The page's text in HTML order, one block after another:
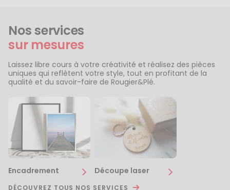
Nos services
sur mesures
Laissez libre cours à votre créativité et réalisez des pièces
uniques qui reflètent votre style, tout en profitant de la
qualité et du savoir-faire de Rougier&Plé.
Encadrement Découpe laser
DÉCOUVREZ TOUS NOS SERVICES